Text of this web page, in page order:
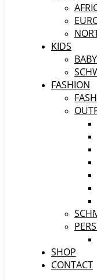
KIDS
BABY
FASHION
SHOP
CONTACT